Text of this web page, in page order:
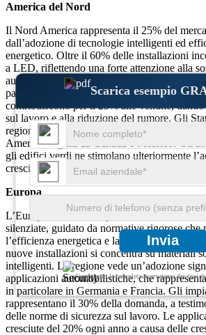
Scarica esempio
Invia
Garantiamo la completa riservatezza dei tuoi
America del Nord
Il Nord America rappresenta il 25% del
dall’adozione di tecnologie intelligenti ed
energetico. Oltre il 60% delle installazioni
a LED, riflettendo una forte attenzione alla
automobilistico rappresenta il 30% della
particolare per i veicoli elettrici. Inoltre, gli
contribuiscono per il 25% alle vendite,
sul lavoro e alla riduzione del rumore. Gli
regione, rappresentando oltre il 70% delle
America, seguiti da Canada e Messico. Gli
gli edifici verdi ne stimolano ulteriormente
crescita annua superiore al 15%.
Europa
L’Europa detiene una quota del 20% del
silenziate, guidato da normative rigorose che
l’efficienza energetica e la riduzione del
nuove installazioni si concentra su materiali
intelligenti. La regione vede un’adozione
applicazioni automobilistiche, che
in particolare in Germania e Francia. Gli
rappresentano il 30% della domanda, a
delle norme di sicurezza sul lavoro. Le
cresciute del 20% ogni anno a causa delle